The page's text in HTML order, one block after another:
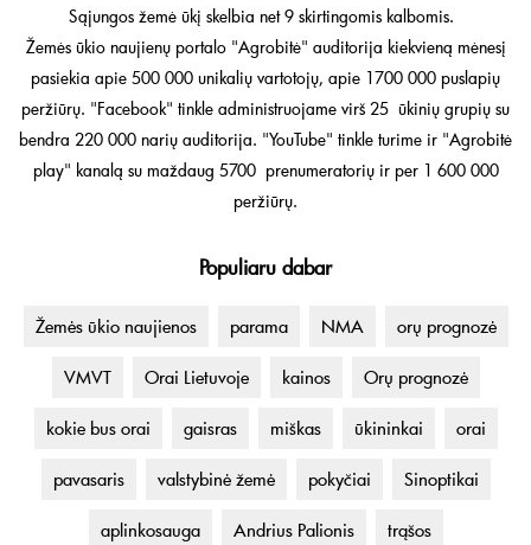
Sąjungos žemė ūkį skelbia net 9 skirtingomis kalbomis.
Žemės ūkio naujienų portalo "Agrobitė" auditorija kiekvieną mėnesį
pasiekia apie 500 000 unikalių vartotojų, apie 1700 000 puslapių
peržiūrų. "Facebook" tinkle administruojame virš 25 ūkinių grupių su
bendra 220 000 narių auditorija. "YouTube" tinkle turime ir "Agrobitė
play" kanalą su maždaug 5700 prenumeratorių ir per 1 600 000
peržiūrų.
Populiaru dabar
Žemės ūkio naujienos parama NMA orų prognozė
VMVT Orai Lietuvoje kainos Orų prognozė
kokie bus orai gaisras miškas ūkininkai orai
pavasaris valstybinė žemė pokyčiai Sinoptikai
aplinkosauga Andrius Palionis trąšos